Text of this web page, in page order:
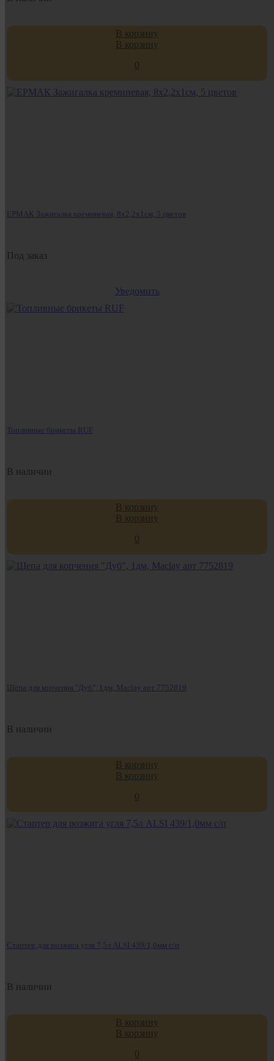
В корзину
В корзину
0
ЕРМАК Зажигалка кремниевая, 8х2,2х1см, 5 цветов
Под заказ
Уведомить
Топливные брикеты RUF
В наличии
В корзину
В корзину
0
Щепа для копчения "Дуб", 1дм, Maclay арт 7752819
В наличии
В корзину
В корзину
0
Стартер для розжига угля 7,5л ALSI 439/1,0мм с/п
В наличии
В корзину
В корзину
0